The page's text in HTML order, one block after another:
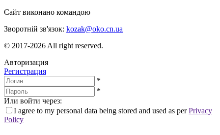
Сайт виконано командою
Зворотній зв'язок: kozak@oko.cn.ua
© 2017-2026 All right reserved.
Авторизация
Регистрация
*
*
Или войти через:
I agree to my personal data being stored and used as perPrivacy
Policy